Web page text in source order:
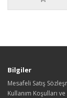
Bilgiler
Mesafeli Satış
Kullanım Koşulları